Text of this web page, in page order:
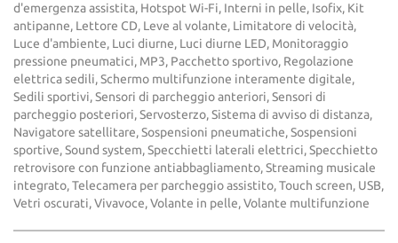
d'emergenza assistita, Hotspot Wi-Fi, Interni in pelle, Isofix, Kit
antipanne, Lettore CD, Leve al volante, Limitatore di velocità,
Luce d'ambiente, Luci diurne, Luci diurne LED, Monitoraggio
pressione pneumatici, MP3, Pacchetto sportivo, Regolazione
elettrica sedili, Schermo multifunzione interamente digitale,
Sedili sportivi, Sensori di parcheggio anteriori, Sensori di
parcheggio posteriori, Servosterzo, Sistema di avviso di distanza,
Navigatore satellitare, Sospensioni pneumatiche, Sospensioni
sportive, Sound system, Specchietti laterali elettrici, Specchietto
retrovisore con funzione antiabbagliamento, Streaming musicale
integrato, Telecamera per parcheggio assistito, Touch screen, USB,
Vetri oscurati, Vivavoce, Volante in pelle, Volante multifunzione